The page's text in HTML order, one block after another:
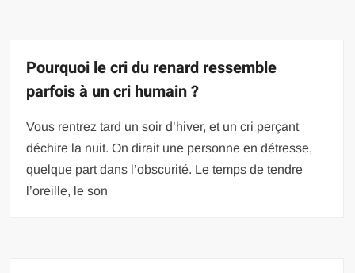
Pourquoi le cri du renard ressemble
parfois à un cri humain ?
Vous rentrez tard un soir d’hiver, et un cri perçant
déchire la nuit. On dirait une personne en détresse,
quelque part dans l’obscurité. Le temps de tendre
l’oreille, le son